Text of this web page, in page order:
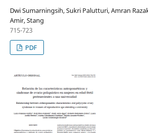
Dwi Sumarningsih, Sukri Palutturi, Amran
Amir, Stang
715-723
PDF